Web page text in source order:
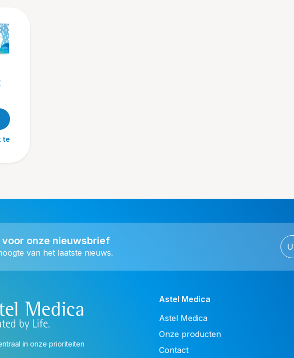
te
onze nieuwsbrief
van het laatste nieuws.
in onze prioriteiten
Astel Medica
Astel Medica
Onze producten
Contact